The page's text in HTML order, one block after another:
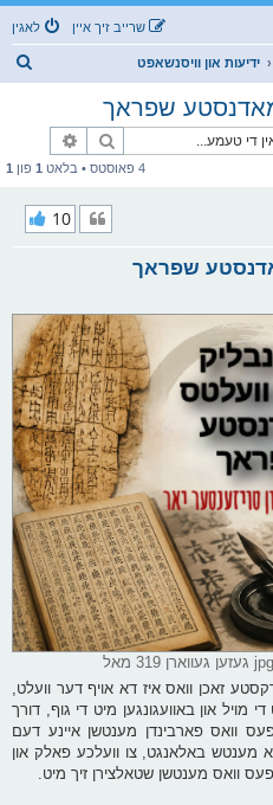
לאגין שרייב זיך איין
ידיעות און וויסנשאפט
מאדנסטע שפראך
זוך
4 פאוסטס • בלאט 1 פון 1
שפראך
10
זאכן וואס איז דא אויף דער וועלט,
מויל און באוועגונגען מיט די גוף, דורך
וואס פארבינדן מענטשן איינע דעם
א מענטש באלאנגט, צו וועלכע פאלק און
וואס מענטשן שטאלצירן זיך מיט.